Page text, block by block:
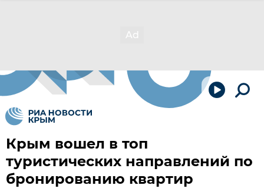
Крым вошел в топ
туристических направлений по
бронированию квартир